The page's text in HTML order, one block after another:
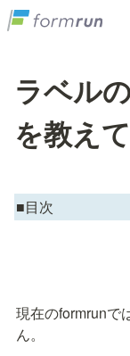
ラベル
を教え
■目次
現在のformrunで
ん。